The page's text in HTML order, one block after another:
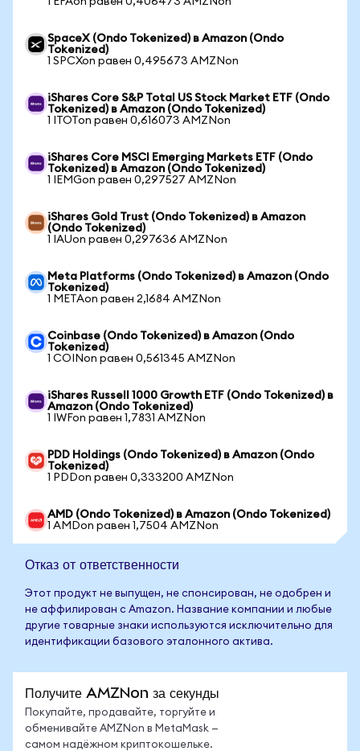
SpaceX (Ondo Tokenized) в Amazon (Ondo
Tokenized)
1 SPCXon равен 0,495673 AMZNon
iShares Core S&P Total US Stock Market ETF (Ondo
Tokenized) в Amazon (Ondo Tokenized)
1 ITOTon равен 0,616073 AMZNon
iShares Core MSCI Emerging Markets ETF (Ondo
Tokenized) в Amazon (Ondo Tokenized)
1 IEMGon равен 0,297527 AMZNon
iShares Gold Trust (Ondo Tokenized) в Amazon
(Ondo Tokenized)
1 IAUon равен 0,297636 AMZNon
Meta Platforms (Ondo Tokenized) в Amazon (Ondo
Tokenized)
1 METAon равен 2,1684 AMZNon
Coinbase (Ondo Tokenized) в Amazon (Ondo
Tokenized)
1 COINon равен 0,561345 AMZNon
iShares Russell 1000 Growth ETF (Ondo Tokenized) в
Amazon (Ondo Tokenized)
1 IWFon равен 1,7831 AMZNon
PDD Holdings (Ondo Tokenized) в Amazon (Ondo
Tokenized)
1 PDDon равен 0,333200 AMZNon
AMD (Ondo Tokenized) в Amazon (Ondo Tokenized)
1 AMDon равен 1,7504 AMZNon
Отказ от ответственности
Этот продукт не выпущен, не спонсирован, не одобрен и
не аффилирован с Amazon. Название компании и любые
другие товарные знаки используются исключительно для
идентификации базового эталонного актива.
Получите AMZNon за секунды
Покупайте, продавайте, торгуйте и
обменивайте AMZNon в MetaMask —
самом надёжном криптокошельке.